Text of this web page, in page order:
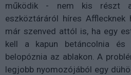
működik - nem kis részt
eszköztáráról híres
már szenved attól is, ha egy
kell a kapun betáncolnia és
belopóznia az ablakon. A
legjobb nyomozójából egy